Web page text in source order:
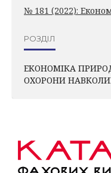
№ 181 (2022):
РОЗДІЛ
ЕКОНОМІКА
ОХОРОНИ